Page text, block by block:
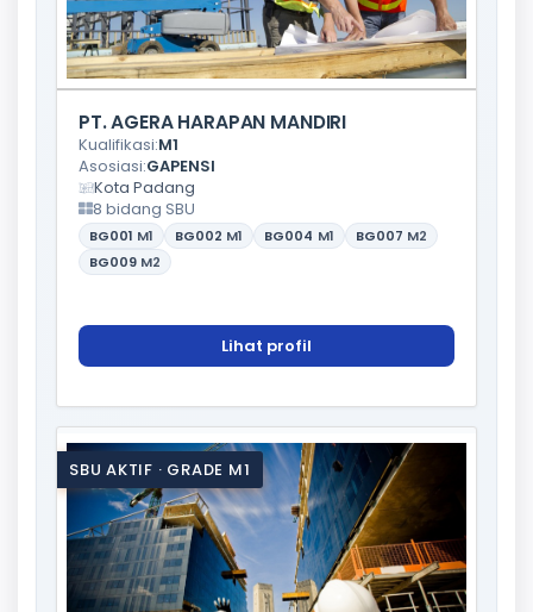
PT. AGERA HARAPAN MANDIRI
Kualifikasi:M1
Asosiasi:GAPENSI
Kota Padang
8 bidang SBU
BG001 M1 BG002 M1 BG004 M1 BG007 M2
BG009 M2
Lihat profil
SBU AKTIF · GRADE M1